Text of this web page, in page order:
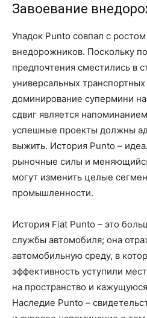
Завоевание
Упадок Punto совпал с
внедорожников. Поскольку
предпочтения сместились в
универсальных транспортных
доминирование супермини
сдвиг является
успешные проекты должны
выжить. История Punto –
рыночные силы и
могут изменить целые
промышленности.
История Fiat Punto – это
службы автомобиля; она
автомобильную среду, в
эффективность уступили
на пространство и
Наследие Punto –